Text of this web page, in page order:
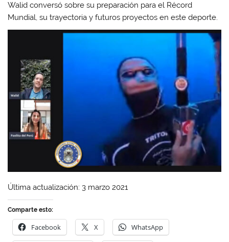
Walid conversó sobre su preparación para el Récord
Mundial, su trayectoria y futuros proyectos en este deporte.
Última actualización: 3 marzo 2021
Comparte esto:
Facebook X WhatsApp